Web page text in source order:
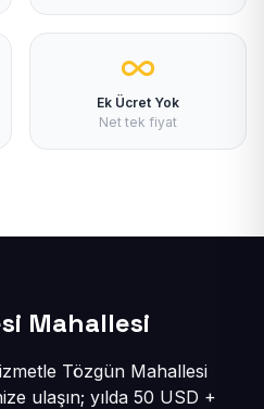
Ek Ücret Yok
Net tek fiyat
Mahallesi
Tözgün Mahallesi
ulaşın; yılda 50 USD +